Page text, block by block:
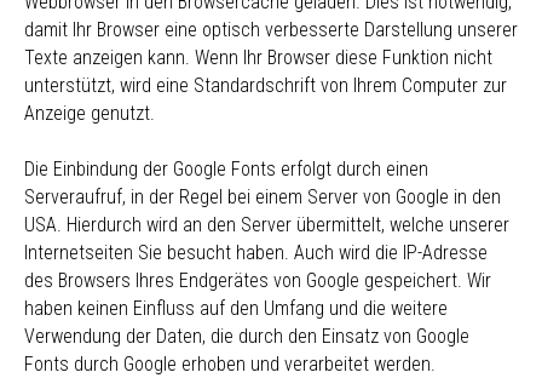
damit Ihr Browser eine optisch verbesserte Darstellung unserer
Texte anzeigen kann. Wenn Ihr Browser diese Funktion nicht
unterstützt, wird eine Standardschrift von Ihrem Computer zur
Anzeige genutzt.
Die Einbindung der Google Fonts erfolgt durch einen
Serveraufruf, in der Regel bei einem Server von Google in den
USA. Hierdurch wird an den Server übermittelt, welche unserer
Internetseiten Sie besucht haben. Auch wird die IP-Adresse
des Browsers Ihres Endgerätes von Google gespeichert. Wir
haben keinen Einfluss auf den Umfang und die weitere
Verwendung der Daten, die durch den Einsatz von Google
Fonts durch Google erhoben und verarbeitet werden.